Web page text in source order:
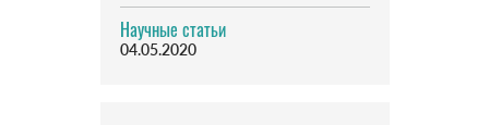
Научные статьи
04.05.2020